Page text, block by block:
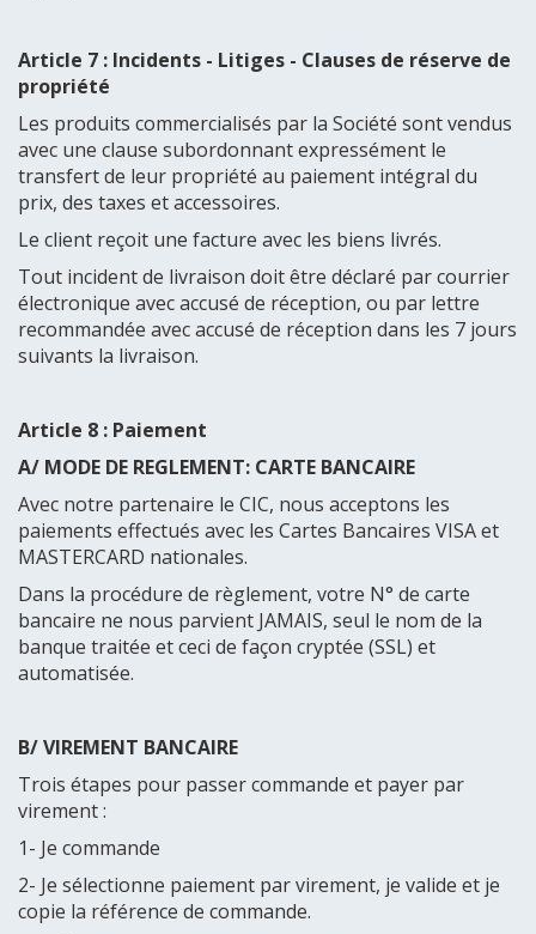
Article 7 : Incidents - Litiges - Clauses de réserve de
propriété
Les produits commercialisés par la Société sont vendus
avec une clause subordonnant expressément le
transfert de leur propriété au paiement intégral du
prix, des taxes et accessoires.
Le client reçoit une facture avec les biens livrés.
Tout incident de livraison doit être déclaré par courrier
électronique avec accusé de réception, ou par lettre
recommandée avec accusé de réception dans les 7 jours
suivants la livraison.
Article 8 : Paiement
A/ MODE DE REGLEMENT: CARTE BANCAIRE
Avec notre partenaire le CIC, nous acceptons les
paiements effectués avec les Cartes Bancaires VISA et
MASTERCARD nationales.
Dans la procédure de règlement, votre N° de carte
bancaire ne nous parvient JAMAIS, seul le nom de la
banque traitée et ceci de façon cryptée (SSL) et
automatisée.
B/ VIREMENT BANCAIRE
Trois étapes pour passer commande et payer par
virement :
1- Je commande
2- Je sélectionne paiement par virement, je valide et je
copie la référence de commande.